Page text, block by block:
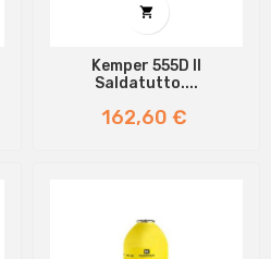

Kemper 555D Il
Saldatutto....
Prezzo
162,60 €